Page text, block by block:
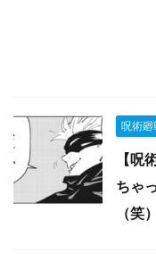
呪術廻
【呪
ちゃ
（笑